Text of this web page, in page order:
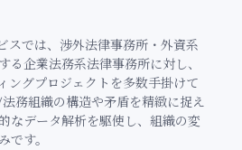
スでは、渉外法律事務所・外資系
る企業法務系法律事務所に対し、
ングプロジェクトを多数手掛けて
務組織の構造や矛盾を精緻に捉え
なデータ解析を駆使し、組織の変
です。